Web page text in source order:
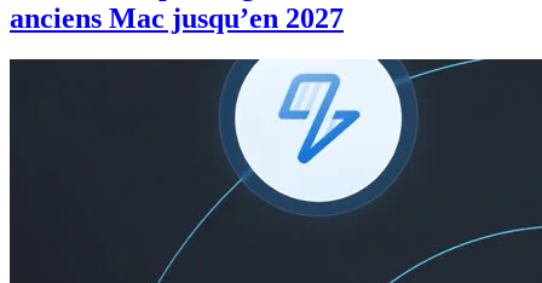
anciens Mac jusqu’en 2027